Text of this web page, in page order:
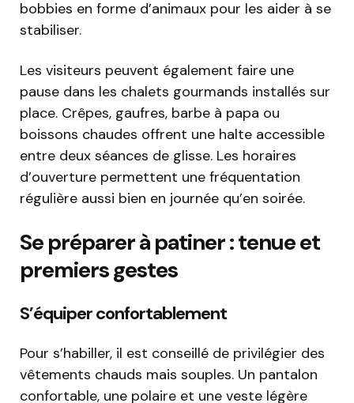
bobbies en forme d’animaux pour les aider à se
stabiliser.
Les visiteurs peuvent également faire une
pause dans les chalets gourmands installés sur
place. Crêpes, gaufres, barbe à papa ou
boissons chaudes offrent une halte accessible
entre deux séances de glisse. Les horaires
d’ouverture permettent une fréquentation
régulière aussi bien en journée qu’en soirée.
Se préparer à patiner : tenue et
premiers gestes
S’équiper confortablement
Pour s’habiller, il est conseillé de privilégier des
vêtements chauds mais souples. Un pantalon
confortable, une polaire et une veste légère